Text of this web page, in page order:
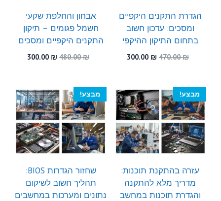
הגדרת התקנים היקפיים
ומסכים: עדכון חשוב
בתחום התיקון ההיקפי
470.00₪
המחיר
470.00 ₪.
300.00 ₪
300.00 ₪.
אבחון והחלפת שקעי
חשמל פגומים – תיקון
התקנים היקפיים ומסכים
480.00₪
המחיר
480.00 ₪.
300.00 ₪
המחיר
300.00 ₪.
מבצע!
עזרה בהתקנת תוכנות:
מדריך מלא להתקנה
והגדרת תוכנות במחשב
מבצע!
שחזור הגדרות BIOS:
תהליך חשוב לשיקום
נתונים ומערכות במחשבים